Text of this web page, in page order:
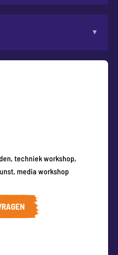
, techniek workshop,
, media workshop